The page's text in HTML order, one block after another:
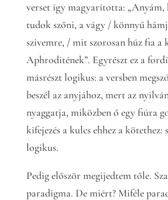
verset így magyarította: „Anyám,
tudok szőni, a vágy / könnyű
szivemre, / mit szorosan húz fia a
Aphroditének”. Egyrészt ez a
másrészt logikus: a versben
beszél az anyjához, mert az
nyaggatja, miközben ő egy fiúra
kifejezés a kulcs ehhez a kötethez:
logikus.
Pedig először megijedtem tőle.
paradigma. De miért? Miféle